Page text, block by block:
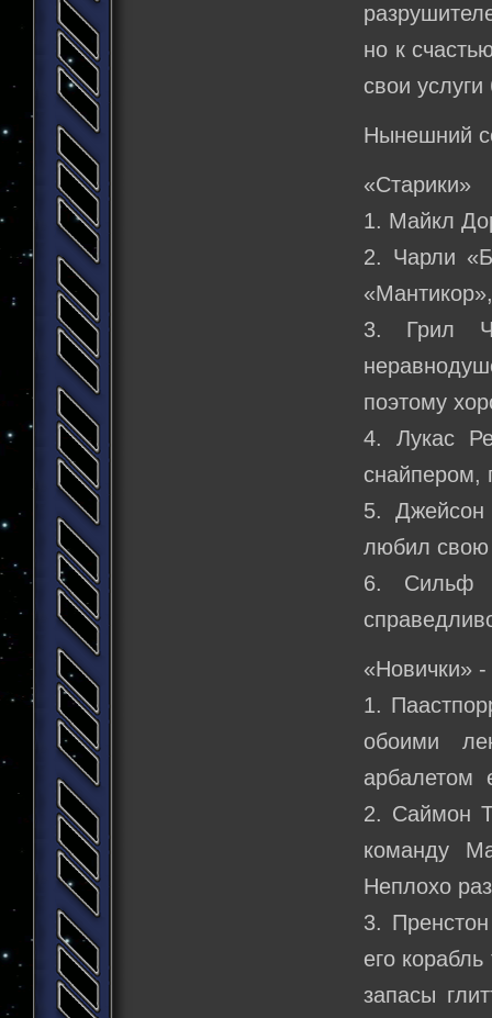
но к
свои
Нынешний
«Старики»
1. Майкл
2. Чарли
3. Грил
поэтому
4. Лукас
снайпером,
5. Джейсон
любил свою
6. Сильф
«Новички»
1.
обоими
арбалетом
2. Саймон
команду
Неплохо
3.
его
запасы